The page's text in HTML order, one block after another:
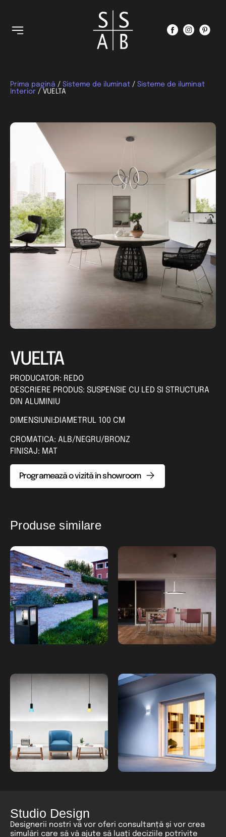
Prima pagină / Sisteme de iluminat / Sisteme de iluminat
Interior / VUELTA
VUELTA
PRODUCATOR: REDO
DESCRIERE PRODUS: SUSPENSIE CU LED SI STRUCTURA
DIN ALUMINIU
DIMENSIUNI:DIAMETRUL 100 CM
CROMATICA: ALB/NEGRU/BRONZ
FINISAJ: MAT
Programează o vizită în showroom
Produse similare
Studio Design
Designerii nostri vă vor oferi consultanță și vor crea
simulări care să vă ajute să luați deciziile potrivite